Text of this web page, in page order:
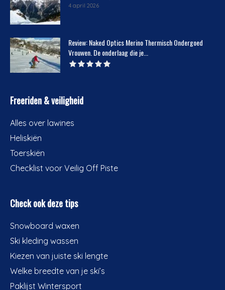
4 april 2026
Review: Naked Optics Merino Thermisch Ondergoed
Vrouwen. De onderlaag die je...
Freeriden & veiligheid
Alles over lawines
Heliskiën
Toerskiën
Checklist voor Veilig Off Piste
Check ook deze tips
Snowboard waxen
Ski kleding wassen
Kiezen van juiste ski lengte
Welke breedte van je ski’s
Paklijst Wintersport